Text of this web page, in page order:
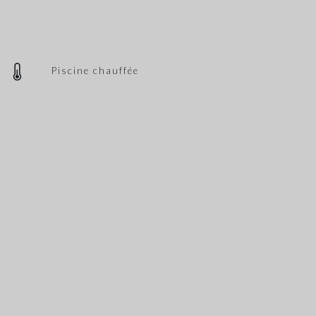
Piscine chauffée